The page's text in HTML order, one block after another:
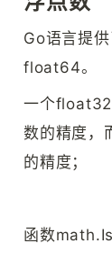
Go语言提
float64。
一个float32
数的精度，
的精度；
函数